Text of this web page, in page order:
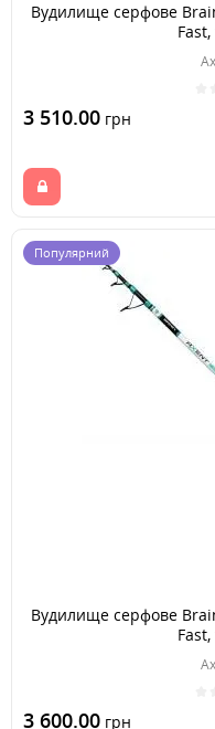
Вудилище серфове
3 510.00 грн
Популярний
Вудилище серфове
3 600.00 грн